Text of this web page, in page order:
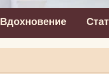
Вдохновение